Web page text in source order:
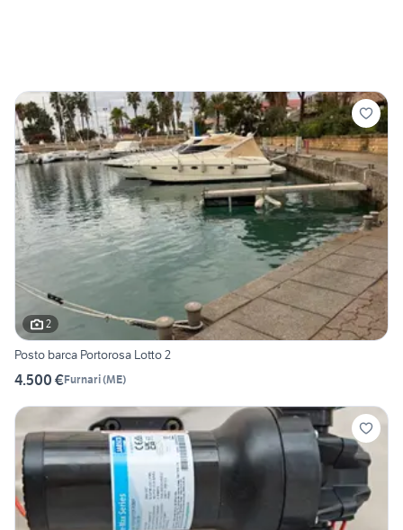
2
Posto barca Portorosa Lotto 2
4.500 €Furnari(ME)